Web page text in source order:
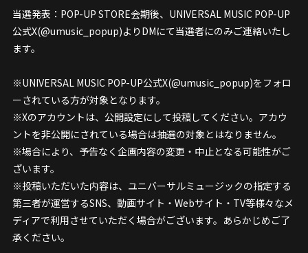
当選発表：POP-UP STORE会期後、UNIVERSAL MUSIC POP-UP
公式X(@umusic_popup)よりDMにて当選者にのみご連絡いたし
ます。
※UNIVERSAL MUSIC POP-UP公式X(@umusic_popup)をフォロ
ーされている方が対象となります。
※Xのアカウントは、公開設定にして投稿してください。アカウ
ントを非公開にされている場合は抽選の対象とはなりません。
※場合により、予告なく企画内容の変更・中止となる可能性がご
ざいます。
※投稿いただいた内容は、ユニバーサルミュージックの指定する
第三者が運営するSNS、動画サイト・Webサイト・TV等様々なメ
ディアで利用させていただく場合がございます。あらかじめご了
承ください。